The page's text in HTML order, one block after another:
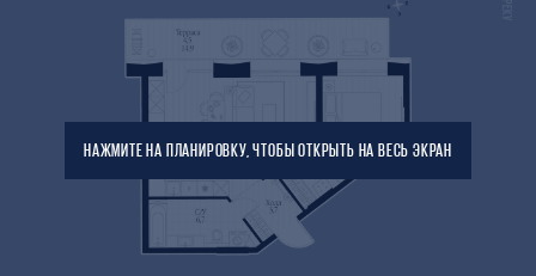
НАЖМИТЕ НА ПЛАНИРОВКУ, ЧТОБЫ ОТКРЫТЬ НА ВЕСЬ ЭКРАН